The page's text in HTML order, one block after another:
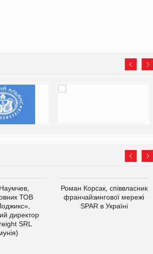
ТОВ
директор
SRL
Роман Корсак, співвласник
франчайзингової мережі
SPAR в Україні